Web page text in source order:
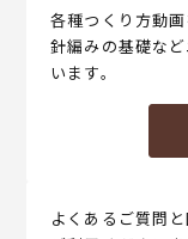
各種つくり方動
針編みの基礎な
います。
よくあるご質問